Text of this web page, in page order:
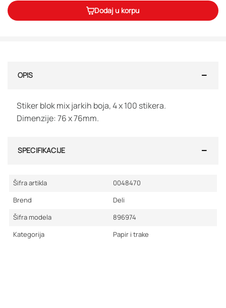
Dodaj u korpu
OPIS
Stiker blok mix jarkih boja, 4 x 100 stikera.
Dimenzije: 76 x 76mm.
SPECIFIKACIJE
Šifra artikla
0048470
Brend
Deli
Šifra modela
896974
Kategorija
Papir i trake